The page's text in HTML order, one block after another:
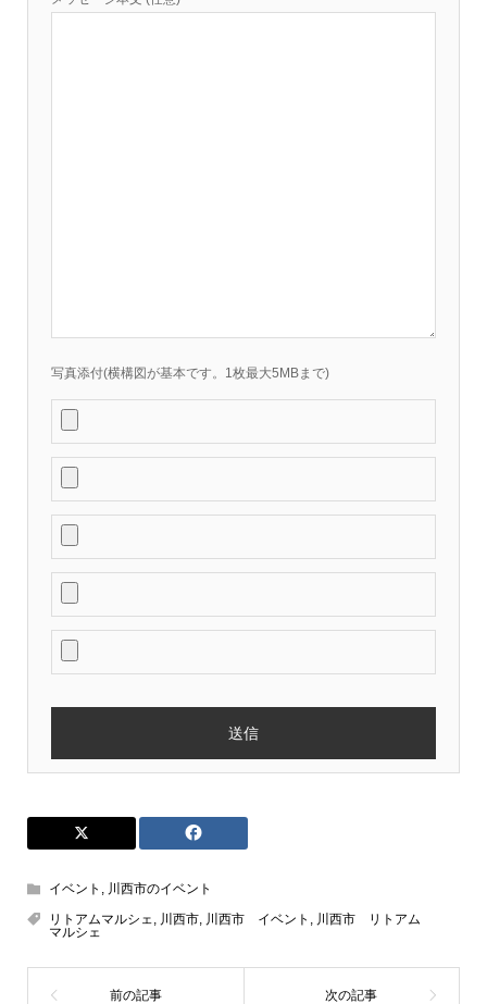
写真添付(横構図が基本です。1枚最大5MBまで)
イベント , 川西市のイベント
リトアムマルシェ, 川西市, 川西市 イベント , 川西市 リトアム
マルシェ